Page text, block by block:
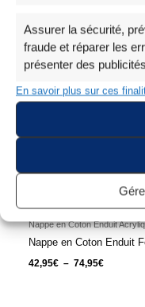
Assurer la sécurité,
fraude et réparer les
présenter des
En savoir plus sur ces
Nappe en Coton Enduit
Nappe en Coton Enduit
42,95€ – 74,95€